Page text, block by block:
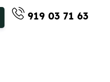
919 03 71 63